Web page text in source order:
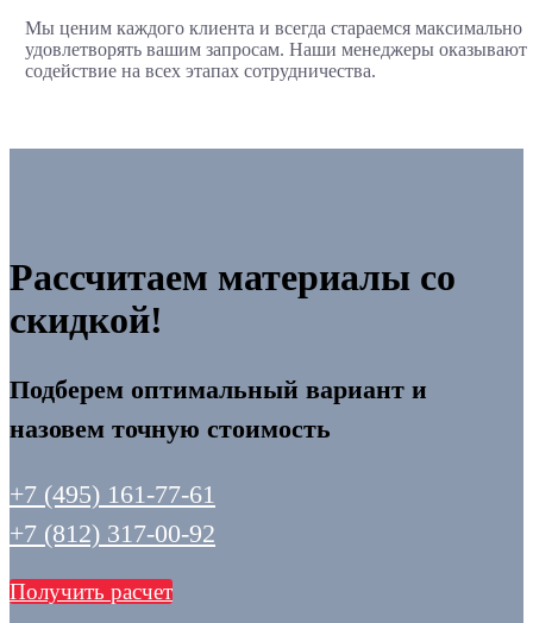
Мы ценим каждого клиента и всегда стараемся максимально
удовлетворять вашим запросам. Наши менеджеры оказывают
содействие на всех этапах сотрудничества.
Рассчитаем материалы со
скидкой!
Подберем оптимальный вариант и
назовем точную стоимость
+7 (495) 161-77-61
+7 (812) 317-00-92
Получить расчет